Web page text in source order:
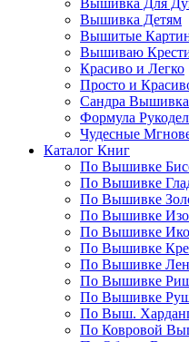
Вышивка Для
Вышивка Детям
Вышитые
Вышиваю
Красиво и Легко
Просто и
Сандра Вышивка
Формула
Чудесные
Каталог Книг
По Вышивке
По Вышивке
По Вышивке
По Вышивке
По Вышивке
По Вышивке
По Вышивке
По Вышивке
По Вышивке
По Выш.
По Ковровой